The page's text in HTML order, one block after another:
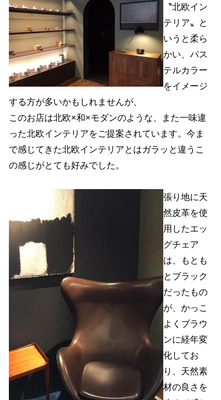
〝北欧イン
テリア〟と
いうと柔ら
かい、パス
テルカラー
をイメージ
する方が多いかもしれませんが、
このお店は北欧×和×モダンのような、また一味違
った北欧インテリアをご提案されています。今ま
で感じてきた北欧インテリアとはガラッと違うこ
の感じがとても好みでした。
張り地に天
然皮革を使
用したエッ
グチェア
は、もとも
とブラック
だったもの
が、かっこ
よくブラウ
ンに経年変
化してお
り、天然素
材の良さを